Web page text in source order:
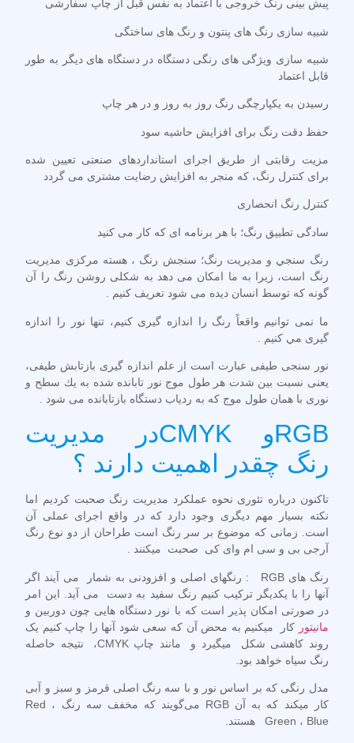
پیش بینی رنگ خروجی با اعتماد به نفس قبل از چاپ سفارشی
شبیه سازی رنگ های پنتون و رنگ های ساختگی
شبیه سازی ویژگی های رنگی دستگاه در دستگاه های دیگر به طور
قابل اعتماد
رسیدن به یکپارچگی رنگ روز به روز و در هر چاپ
حفظ دقت رنگ برای افزایش حاشیه سود
مزیت رقابتی از طریق اجرای استانداردهای صنعتی تعیین شده
برای کنترل رنگ، که منجر به افزایش رضایت مشتری می گردد
کنترل رنگ انحصاری
سادگی تطبیق رنگ؛ با هر برنامه ای که کار می کنید
رنگ سنجي و مديريت رنگ؛ سنجش رنگ ، هسته مركزی مديريت
رنگ است، زيرا به ما امكان می دهد به شكلی روشن رنگ را آن
گونه كه توسط انسان ديده می شود تعريف كنيم .
ما نمی توانيم واقعاً رنگ را اندازه گيری كنيم، تنها نور را اندازه
گيری مي كنيم .
نور سنجی طیفی عبارت است از علم اندازه گيری بازتابش طيفی،
يعنی نسبت بين شدت هر طول موج نور تابانده شده به يك سطح و
نوری با همان طول موج كه به ردياب دستگاه بازتابانده می شود .
RGBو CMYKدر مدیریت
رنگ چقدر اهمیت دارند ؟
تاکنون درباره تئوری نحوه عملکرد مدیریت رنگ صحبت کردیم اما
نکته بسیار مهم دیگری وجود دارد که در واقع اجرای عملی آن
است. زمانی که موضوع بر سر رنگ است طراحان از دو نوع رنگ
آرجی بی و سی ام وای کی صحبت میکنند .
رنگ هایRGB : رنگهای اصلی و افزودنی به شمار می آیند اگر
آنها را با یکدیگر ترکیب کنیم رنگ سفید به دست می آید. این امر
در صورتی امکان پذیر است که با نور دستگاه هایی چون دوربین و
مانیتور کار میکنیم به محض آن که سعی شود آنها را چاپ کنیم یک
روند کاهشی شکل میگیرد و مانند چاپ CMYK، نتیجه حاصله
رنگ سیاه خواهد بود.
مدل رنگی که بر اساس نور و با سه رنگ اصلی قرمز و سبز و آبی
کار میکند که به آن RGB می‌گویند که مخفف سه رنگ Red ،
Green ، Blue هستند.